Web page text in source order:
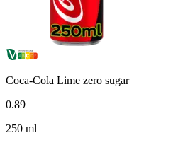
Coca-Cola Lime zero sugar
0.89
250 ml